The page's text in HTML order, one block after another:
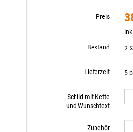
Preis
Bestand
2
Lieferzeit 5
Schild mit Kette
und Wunschtext
Zubehör